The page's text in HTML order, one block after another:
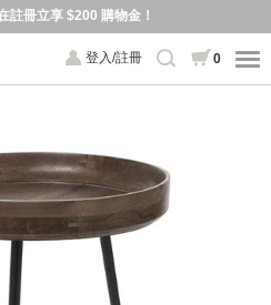
註冊立享 $200 購物金！
登入/註冊 0